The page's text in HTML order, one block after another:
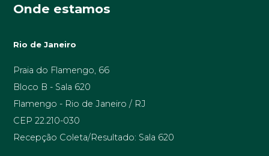
Onde estamos
Rio de Janeiro
Praia do Flamengo, 66
Bloco B - Sala 620
Flamengo - Rio de Janeiro / RJ
CEP 22.210-030
Recepção Coleta/Resultado: Sala 620